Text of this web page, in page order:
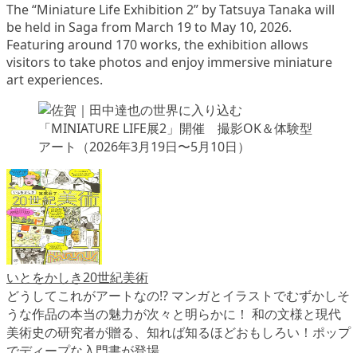
The “Miniature Life Exhibition 2” by Tatsuya Tanaka will
be held in Saga from March 19 to May 10, 2026.
Featuring around 170 works, the exhibition allows
visitors to take photos and enjoy immersive miniature
art experiences.
いとをかしき20世紀美術
どうしてこれがアートなの!? マンガとイラストでむずかしそ
うな作品の本当の魅力が次々と明らかに！ 和の文様と現代
美術史の研究者が贈る、知れば知るほどおもしろい！ポップ